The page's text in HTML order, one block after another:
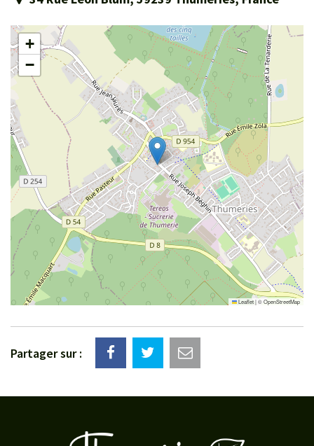
+
−
Leaflet|©OpenStreetMap
Partager sur :